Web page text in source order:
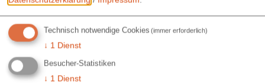
Koordinierungsstelle Familienbildung
Niederhofener Straße 3
09141 902-433
Technisch notwendige Cookies (immer erforderlich)
↓ 1 Dienst
Besucher-Statistiken
↓ 1 Dienst